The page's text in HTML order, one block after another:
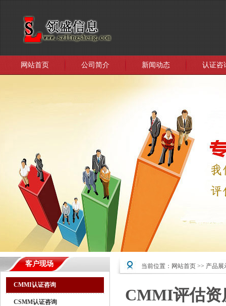
网站首页 公司简介 新闻动态 认证咨
客户现场
CMMI认证咨询
CSMM认证咨询
当前位置： 网站首页 >> 产品展
CMMI评估资